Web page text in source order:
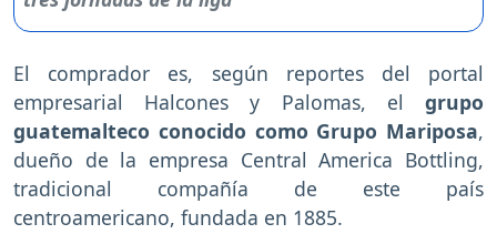
El comprador es, según reportes del portal
empresarial Halcones y Palomas, el grupo
guatemalteco conocido como Grupo Mariposa,
dueño de la empresa Central America Bottling,
tradicional compañía de este país
centroamericano, fundada en 1885.